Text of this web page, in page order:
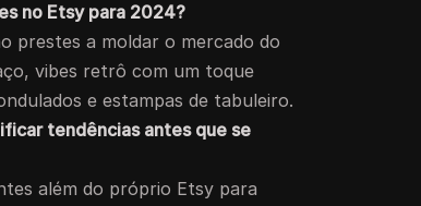
no Etsy para 2024?
prestes a moldar o mercado do
vibes retrô com um toque
e estampas de tabuleiro.
tendências antes que se
além do próprio Etsy para